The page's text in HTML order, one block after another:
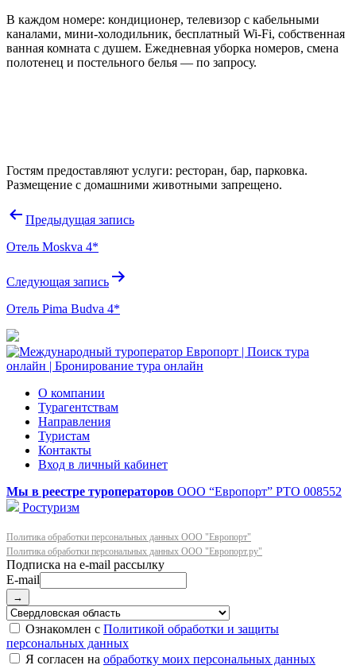
В каждом номере: кондиционер, телевизор с кабельными
каналами, мини-холодильник, бесплатный Wi-Fi, собственная
ванная комната с душем. Ежедневная уборка номеров, смена
полотенец и постельного белья — по запросу.
Гостям предоставляют услуги: ресторан, бар, парковка.
Размещение с домашними животными запрещено.
Навигация
записям
Предыдущая запись
Отель Moskva 4*
Следующая запись
Отель Pima Budva 4*
О компании
Турагентствам
Направления
Туристам
Контакты
Вход в личный кабинет
Мы в реестре туроператоров ООО “Европорт” РТО 008552
Ростуризм
Политика обработки персональных данных ООО "Европорт"
Политика обработки персональных данных ООО "Европорт.ру"
E-mail
→
Ознакомлен с Политикой обработки и защиты
персональных данных
Я согласен на обработку моих персональных данных